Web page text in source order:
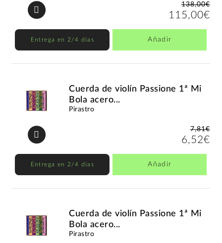
138,00€
115,00€
Entrega en 2/4 días Añadir
Cuerda de violín Passione 1ª Mi
Bola acero...
Pirastro
7,81€
6,52€
Entrega en 2/4 días Añadir
Cuerda de violín Passione 1ª Mi
Bola acero...
Pirastro